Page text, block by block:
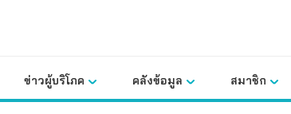
ข่าวผู้บริโภค คลังข้อมูล สมาชิก